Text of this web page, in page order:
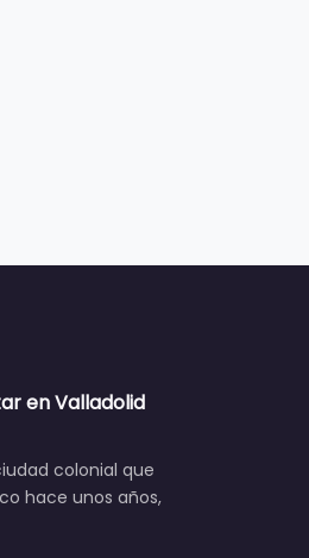
en Valladolid
colonial que
hace unos años,